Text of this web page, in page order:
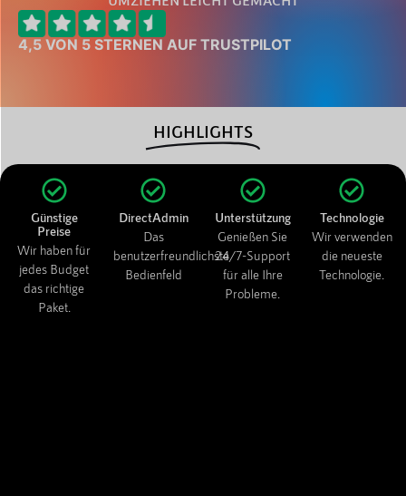
4,5 VON 5 STERNEN AUF TRUSTPILOT
Günstige
Preise
Wir haben für
jedes Budget
das richtige
Paket.
DirectAdmin
Das
benutzerfreundlichste
Bedienfeld
Unterstützung
Genießen Sie
24/7-Support
für alle Ihre
Probleme.
Technologie
Wir verwenden
die neueste
Technologie.
HIGHLIGHTS